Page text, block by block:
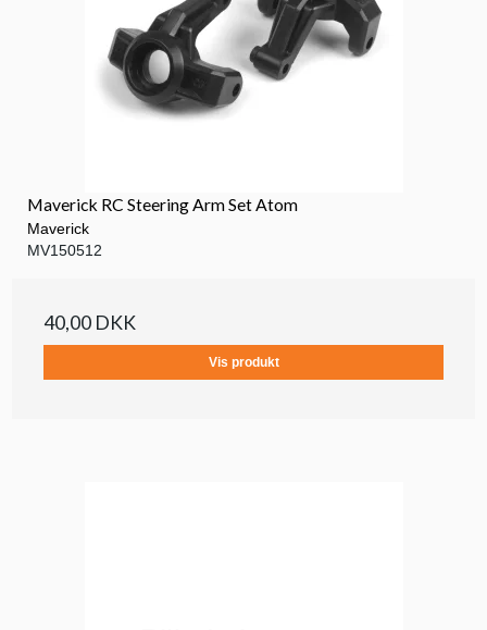
Maverick RC Steering Arm Set Atom
Maverick
MV150512
40,00 DKK
Vis produkt